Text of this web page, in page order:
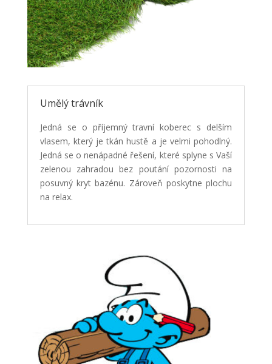
Umělý trávník
Jedná se o příjemný travní koberec s delším
vlasem, který je tkán hustě a je velmi pohodlný.
Jedná se o nenápadné řešení, které splyne s Vaší
zelenou zahradou bez poutání pozornosti na
posuvný kryt bazénu. Zároveň poskytne plochu
na relax.